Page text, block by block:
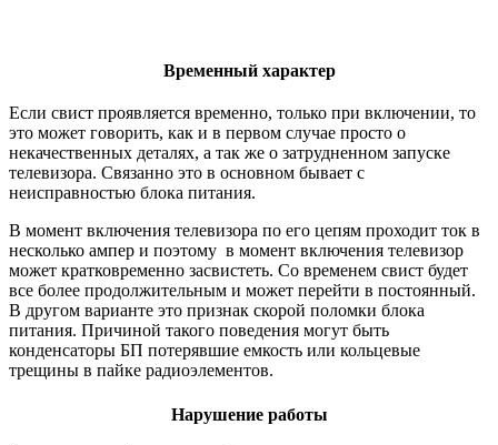
Временный характер
Если свист проявляется временно, только при включении, то
это может говорить, как и в первом случае просто о
некачественных деталях, а так же о затрудненном запуске
телевизора. Связанно это в основном бывает с
неисправностью блока питания.
В момент включения телевизора по его цепям проходит ток в
несколько ампер и поэтому в момент включения телевизор
может кратковременно засвистеть. Со временем свист будет
все более продолжительным и может перейти в постоянный.
В другом варианте это признак скорой поломки блока
питания. Причиной такого поведения могут быть
конденсаторы БП потерявшие емкость или кольцевые
трещины в пайке радиоэлементов.
Нарушение работы